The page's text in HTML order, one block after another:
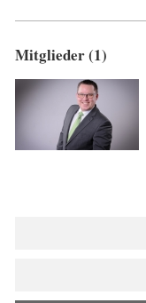
Mitglieder (1)